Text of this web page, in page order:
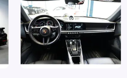
uitgevoerd
System
(PCCB)
gescheiden